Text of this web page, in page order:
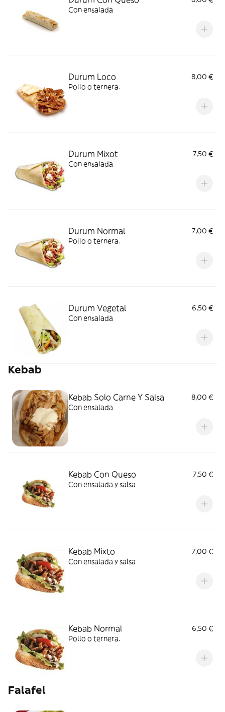
Con ensalada
Durum Loco
8,00 €
Pollo o ternera.
Durum Mixot
7,50 €
Con ensalada
Durum Normal
7,00 €
Pollo o ternera.
Durum Vegetal
6,50 €
Con ensalada
Kebab
Kebab Solo Carne Y Salsa
8,00 €
Con ensalada
Kebab Con Queso
7,50 €
Con ensalada y salsa
Kebab Mixto
7,00 €
Con ensalada y salsa
Kebab Normal
6,50 €
Pollo o ternera.
Falafel